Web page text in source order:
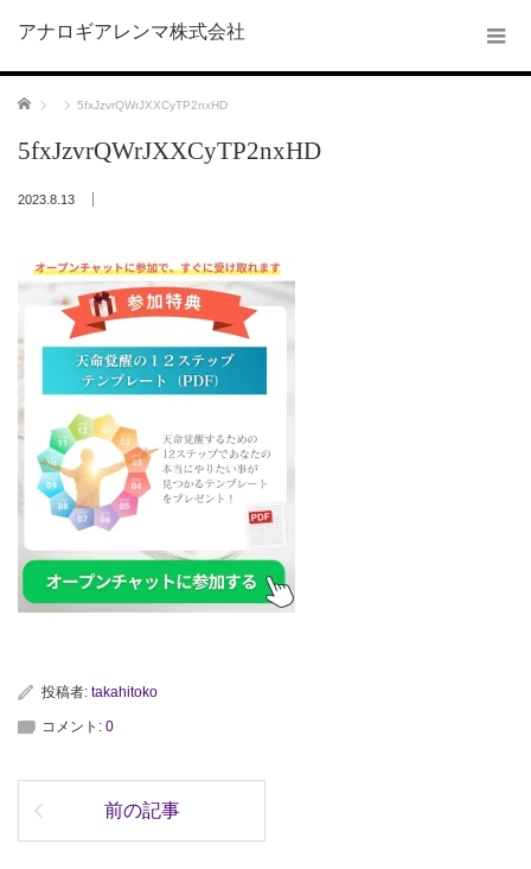
アナロギアレンマ株式会社
ホーム 5fxJzvrQWrJXXCyTP2nxHD
5fxJzvrQWrJXXCyTP2nxHD
2023.8.13
投稿者: takahitoko
コメント: 0
前の記事